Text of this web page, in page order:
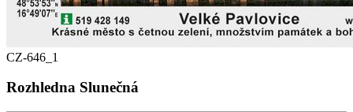
CZ-646_1
Rozhledna Slunečná